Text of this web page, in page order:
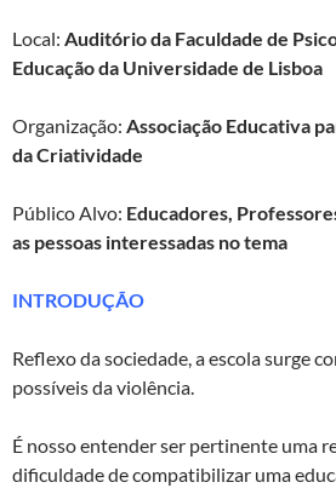
Local: Auditório da Faculdade de
Educação da Universidade de Lisboa
Organização: Associação Educativa
da Criatividade
Público Alvo: Educadores,
as pessoas interessadas no tema
INTRODUÇÃO
Reflexo da sociedade, a escola surge
possíveis da violência.
É nosso entender ser pertinente uma
dificuldade de compatibilizar uma